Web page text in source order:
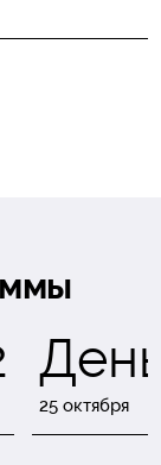
25 октября